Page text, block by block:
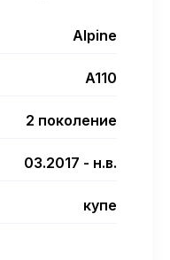
Alpine
A110
2 поколение
03.2017 - н.в.
купе